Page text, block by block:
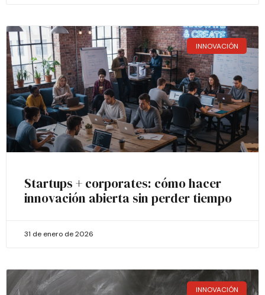
INNOVACIÓN
Startups + corporates: cómo hacer
innovación abierta sin perder tiempo
31 de enero de 2026
INNOVACIÓN